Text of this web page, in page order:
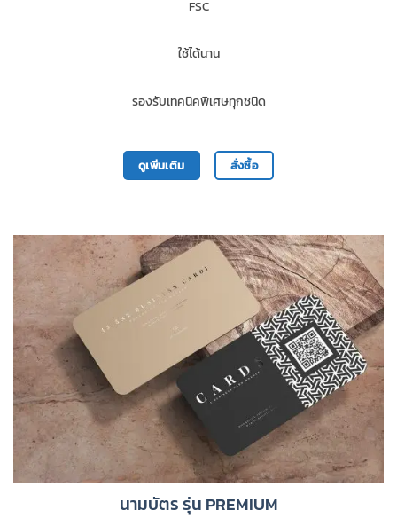
FSC
ใช้ได้นาน
รองรับเทคนิคพิเศษทุกชนิด
ดูเพิ่มเติม สั่งซื้อ
นามบัตร รุ่น PREMIUM